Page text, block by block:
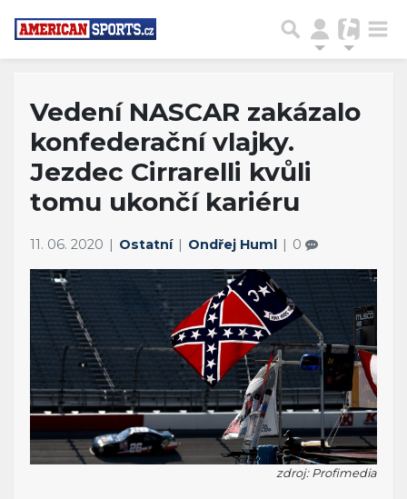
Vedení NASCAR zakázalo
konfederační vlajky.
Jezdec Cirrarelli kvůli
tomu ukončí kariéru
11. 06. 2020 Ostatní Ondřej Huml 0
zdroj: Profimedia